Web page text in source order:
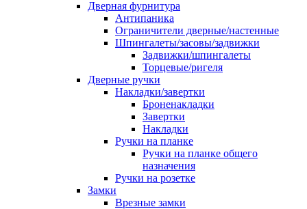
Дверная фурнитура
Антипаника
Ограничители дверные/настенные
Шпингалеты/засовы/задвижки
Задвижки/шпингалеты
Торцевые/ригеля
Дверные ручки
Накладки/завертки
Броненакладки
Завертки
Накладки
Ручки на планке
Ручки на планке общего
назначения
Ручки на розетке
Замки
Врезные замки